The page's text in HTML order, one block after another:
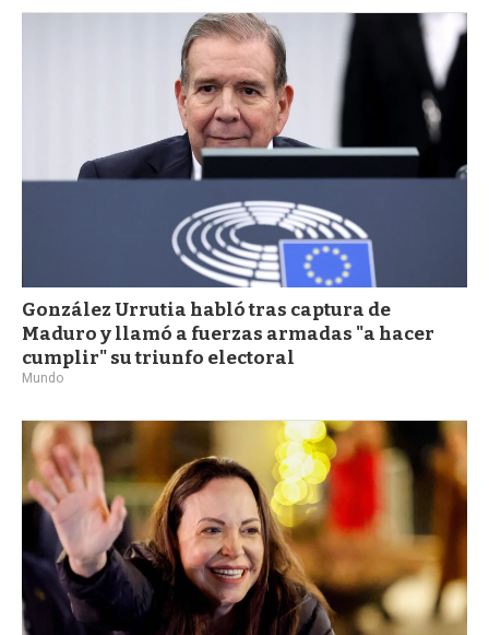
González Urrutia habló tras captura de
Maduro y llamó a fuerzas armadas "a hacer
cumplir" su triunfo electoral
Mundo